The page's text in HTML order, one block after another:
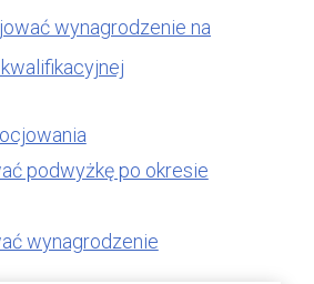
wynagrodzenie na
podwyżkę po okresie
wynagrodzenie